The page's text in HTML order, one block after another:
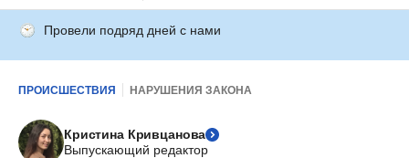
Провели подряд дней с нами
ПРОИСШЕСТВИЯ НАРУШЕНИЯ ЗАКОНА
Кристина Кривцанова
Выпускающий редактор